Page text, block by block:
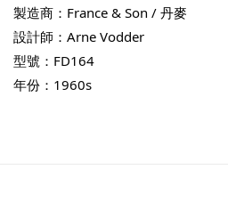
製造商：France & Son / 丹麥
設計師：Arne Vodder
型號：FD164
年份：1960s